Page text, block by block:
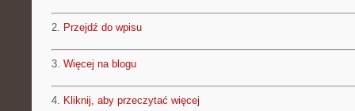
2. Przejdź do wpisu
3. Więcej na blogu
4. Kliknij, aby przeczytać więcej